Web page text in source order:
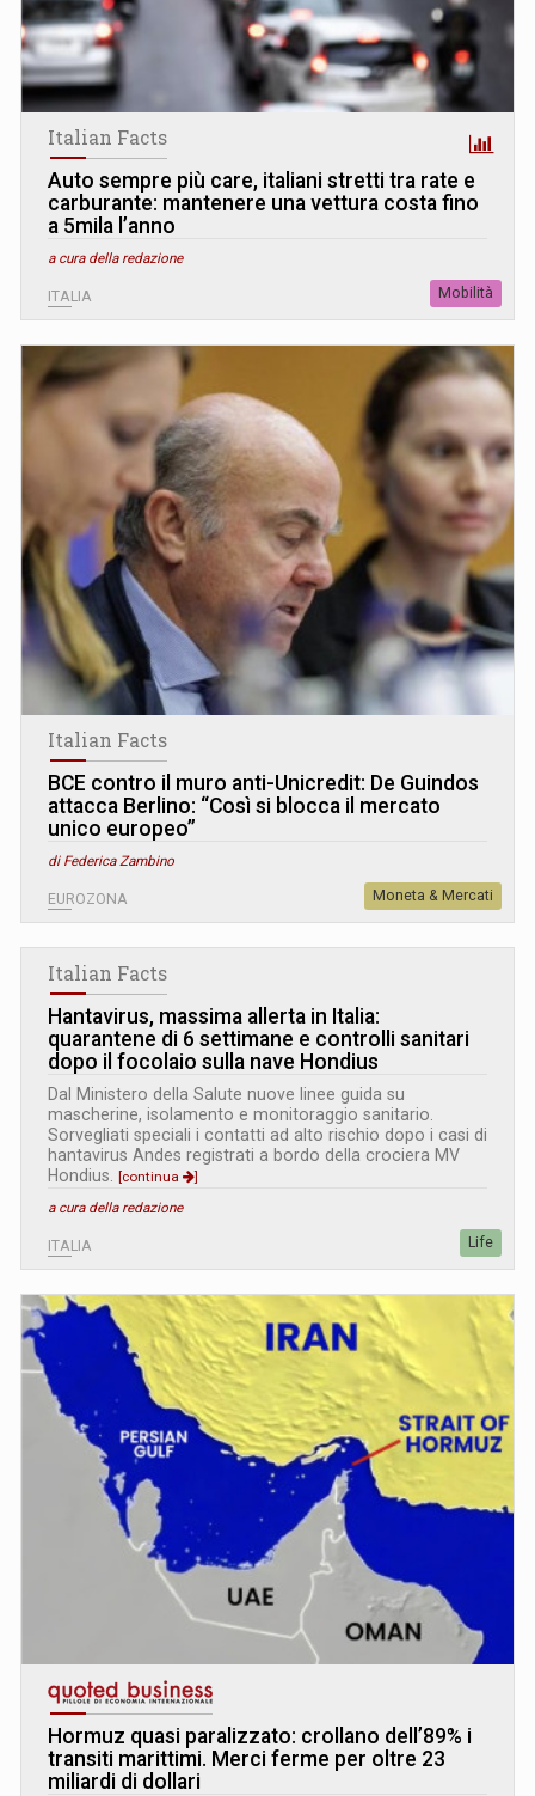
Italian Facts
Auto sempre più care, italiani stretti tra rate e
carburante: mantenere una vettura costa fino
a 5mila l’anno
a cura della redazione
ITALIA Mobilità
Italian Facts
BCE contro il muro anti-Unicredit: De Guindos
attacca Berlino: “Così si blocca il mercato
unico europeo”
di Federica Zambino
EUROZONA Moneta & Mercati
Italian Facts
Hantavirus, massima allerta in Italia:
quarantene di 6 settimane e controlli sanitari
dopo il focolaio sulla nave Hondius
Dal Ministero della Salute nuove linee guida su
mascherine, isolamento e monitoraggio sanitario.
Sorvegliati speciali i contatti ad alto rischio dopo i casi di
hantavirus Andes registrati a bordo della crociera MV
Hondius. [continua
]
a cura della redazione
ITALIA Life
Hormuz quasi paralizzato: crollano dell’89% i
transiti marittimi. Merci ferme per oltre 23
miliardi di dollari